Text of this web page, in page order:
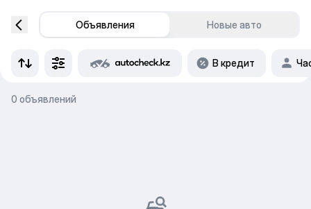
Объявления Новые авто
В кредит
0 объявлений